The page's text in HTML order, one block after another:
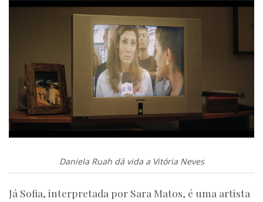
Daniela Ruah dá vida a Vitória Neves
Já Sofia, interpretada por Sara Matos, é uma artista